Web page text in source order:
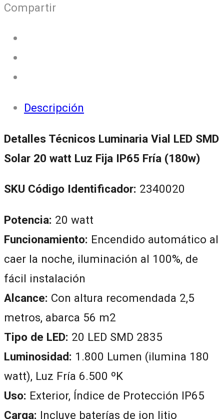
Compartir
Descripción
Detalles Técnicos Luminaria Vial LED SMD
Solar 20 watt Luz Fija IP65 Fría (180w)
SKU Código Identificador: 2340020
Potencia: 20 watt
Funcionamiento: Encendido automático al
caer la noche, iluminación al 100%, de
fácil instalación
Alcance: Con altura recomendada 2,5
metros, abarca 56 m2
Tipo de LED: 20 LED SMD 2835
Luminosidad: 1.800 Lumen (ilumina 180
watt), Luz Fría 6.500 ºK
Uso: Exterior, Índice de Protección IP65
Carga: Incluye baterías de ion litio